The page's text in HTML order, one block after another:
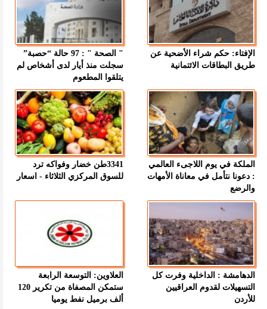
الإفتاء: حكم شراء الأضحية عن
طريق البطاقات الائتمانية
" الصحة " : 97 حالة “حصبة”
سجلت منذ أيار لدى أشخاص لم
يتلقوا المطعوم
الملكة في يوم اللاجىء العالمي
: دعونا نتأمل في معاناة الأمهات
والرضع
3341طن خضار وفواكه ترد
للسوق المركزي الثلاثاء - اسعار
الدهامشة : الداخلية وفرت كل
التسهيلات لقدوم العراقيين
للأردن
العلاوين: التوسعة الرابعة
ستمكن المصفاة من تكرير 120
ألف برميل نفط يوميا